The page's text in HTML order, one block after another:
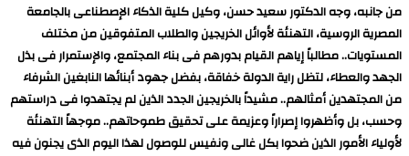
من جانبه، وجه الدكتور سعيد حسن، وكيل كلية الذكاء الإصطناعى بالجامعة
المصرية الروسية، التهنئة لأوائل الخريجين والطلاب المتفوقين من مختلف
المستويات.. مطالباً إياهم القيام بدورهم فى بناء المجتمع، والإستمرار فى بذل
الجهد والعطاء، لتظل راية الدولة خفاقة، بفضل جهود أبنائها النابغين الشرفاء
من المجتهدين أمثالهم.. مشيداً بالخريجين الجدد الذين لم يجتهدوا فى دراستهم
وحسب، بل وأظهروا إصراراً وعزيمة على تحقيق طموحاتهم.. موجهاً التهنئة
لأولياء الأمور الذين ضحوا بكل غالى ونفيس للوصول لهذا اليوم الذى يجنون فيه